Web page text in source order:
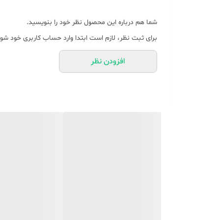
شما هم درباره این محصول نظر خود را بنویسید.
برای ثبت نظر، لازم است ابتدا وارد حساب کاربری خود
افزودن نظر